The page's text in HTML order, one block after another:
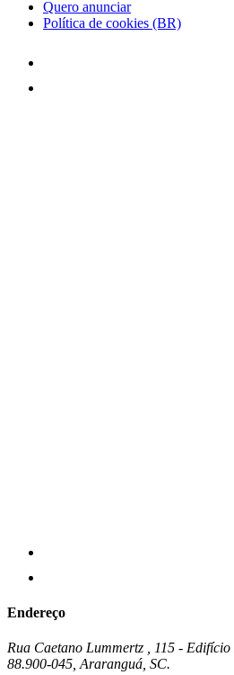
Quero anunciar
Política de cookies (BR)
Endereço
Rua Caetano Lummertz , 115 -
88.900-045, Araranguá, SC.